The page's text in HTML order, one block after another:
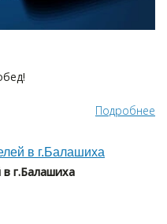
Подробнее
г.Балашиха